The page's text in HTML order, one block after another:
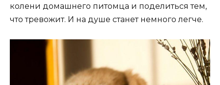
колени домашнего питомца и поделиться тем,
что тревожит. И на душе станет немного легче.